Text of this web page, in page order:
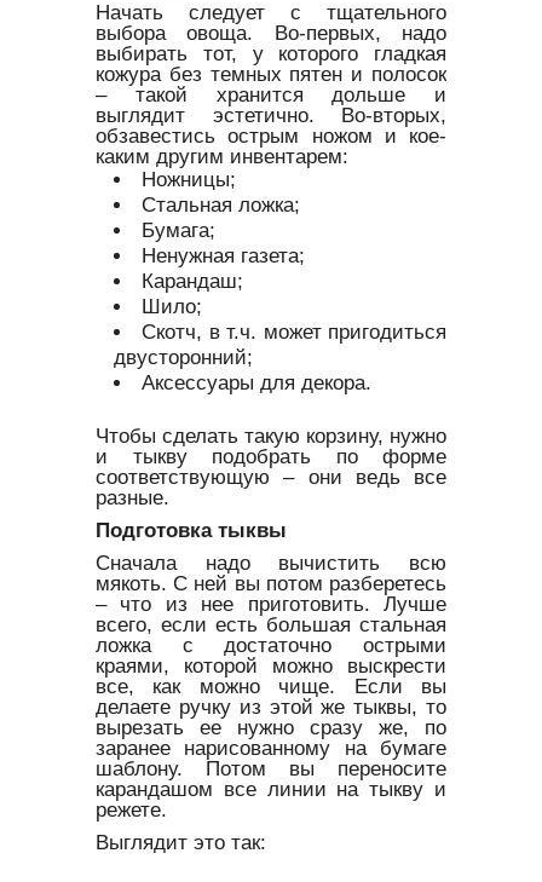
Начать следует с тщательного
выбора овоща. Во-первых, надо
выбирать тот, у которого гладкая
кожура без темных пятен и полосок
– такой хранится дольше и
выглядит эстетично. Во-вторых,
обзавестись острым ножом и кое-
каким другим инвентарем:
Ножницы;
Стальная ложка;
Бумага;
Ненужная газета;
Карандаш;
Шило;
Скотч, в т.ч. может пригодиться
двусторонний;
Аксессуары для декора.
Чтобы сделать такую корзину, нужно
и тыкву подобрать по форме
соответствующую – они ведь все
разные.
Подготовка тыквы
Сначала надо вычистить всю
мякоть. С ней вы потом разберетесь
– что из нее приготовить. Лучше
всего, если есть большая стальная
ложка с достаточно острыми
краями, которой можно выскрести
все, как можно чище. Если вы
делаете ручку из этой же тыквы, то
вырезать ее нужно сразу же, по
заранее нарисованному на бумаге
шаблону. Потом вы переносите
карандашом все линии на тыкву и
режете.
Выглядит это так: